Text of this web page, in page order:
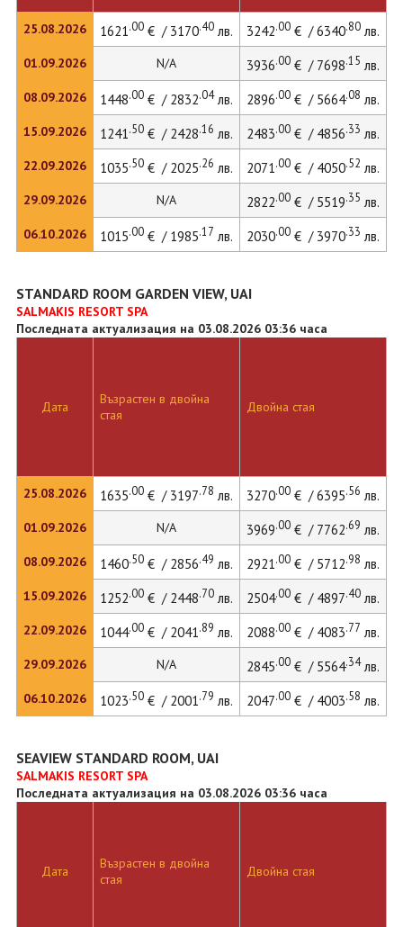
25.08.2026
01.09.2026
08.09.2026
15.09.2026
22.09.2026
29.09.2026
06.10.2026
1621.00€ / 3170.40лв. 3242.00€ / 6340.80лв.
N/A 3936.00€ / 7698.15 лв.
1448.00€ / 2832.04лв. 2896.00€ / 5664.08 лв.
1241.50€ / 2428.16 лв. 2483.00€ / 4856.33 лв.
1035.50€ / 2025.26 лв. 2071.00€ / 4050.52 лв.
N/A 2822.00€ / 5519.35 лв.
1015.00€ / 1985.17 лв. 2030.00€ / 3970.33 лв.
STANDARD ROOM GARDEN VIEW, UAI
SALMAKIS RESORT SPA
Последната актуализация на 03.08.2026 03:36 часа
Дата
25.08.2026
01.09.2026
08.09.2026
15.09.2026
22.09.2026
29.09.2026
06.10.2026
Възрастен в двойна
стая
Двойна стая
1635.00€ / 3197.78 лв. 3270.00€ / 6395.56 лв.
N/A 3969.00€ / 7762.69 лв.
1460.50€ / 2856.49 лв. 2921.00€ / 5712.98 лв.
1252.00€ / 2448.70лв. 2504.00€ / 4897.40лв.
1044.00€ / 2041.89 лв. 2088.00€ / 4083.77 лв.
N/A 2845.00€ / 5564.34лв.
1023.50€ / 2001.79 лв. 2047.00€ / 4003.58 лв.
SEAVIEW STANDARD ROOM, UAI
SALMAKIS RESORT SPA
Последната актуализация на 03.08.2026 03:36 часа
Дата
Възрастен в двойна
стая
Двойна стая